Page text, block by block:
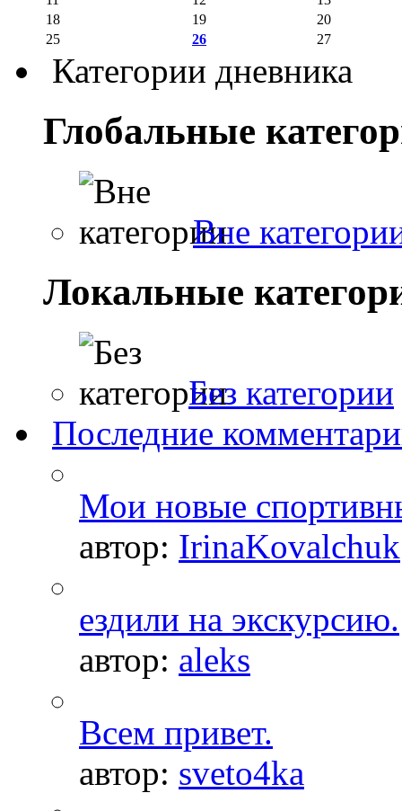
18
19
20
25
26 27
Категории дневника
Глобальные
Вне
Локальные
Без категории
Последние
Мои новые
автор: IrinaKovalchuk
ездили на экскурсию.
автор: aleks
Всем привет.
автор: sveto4ka